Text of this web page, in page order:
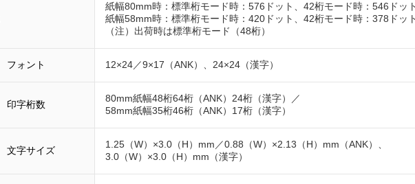
紙幅80mm時：標準桁モード時：576ドット、42桁モード時：546ドッ
紙幅58mm時：標準桁モード時：420ドット、42桁モード時：378ドッ
（注）出荷時は標準桁モード（48桁）
フォント 12×24／9×17（ANK）、24×24（漢字）
印字桁数
80mm紙幅48桁64桁（ANK）24桁（漢字）／
58mm紙幅35桁46桁（ANK）17桁（漢字）
文字サイズ
1.25（W）×3.0（H）mm／0.88（W）×2.13（H）mm（ANK）、
3.0（W）×3.0（H）mm（漢字）